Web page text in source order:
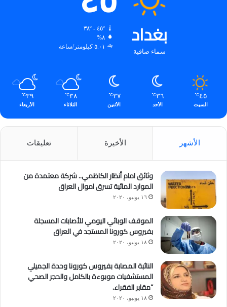
بغداد
سماء صافية
٤٥º - ٣٨º
٨%
٥.٠١ كيلومتر/ساعة
٤٥℃
السبت
٣٦℃
الأحد
٣٧℃
الأثنين
٣٨℃
الثلاثاء
٣٩℃
الأربعاء
الأشهر الأخيرة تعليقات
وثائق امام أنظار الكاظمي.. شركة معتمدة من
الموارد المائية تسرق اموال العراق
١٦ يونيو، ٢٠٢٠
الموقف الوبائي اليومي للأصابات المسجلة
بفيروس كورونا المستجد في العراق
١٨ يونيو، ٢٠٢٠
النائبة المصابة بفيروس كورونا وحدة الجميلي
المستشفيات موبوءة بالكامل والحجر الصحي
“مقابر الفقراء.
١٨ يونيو، ٢٠٢٠